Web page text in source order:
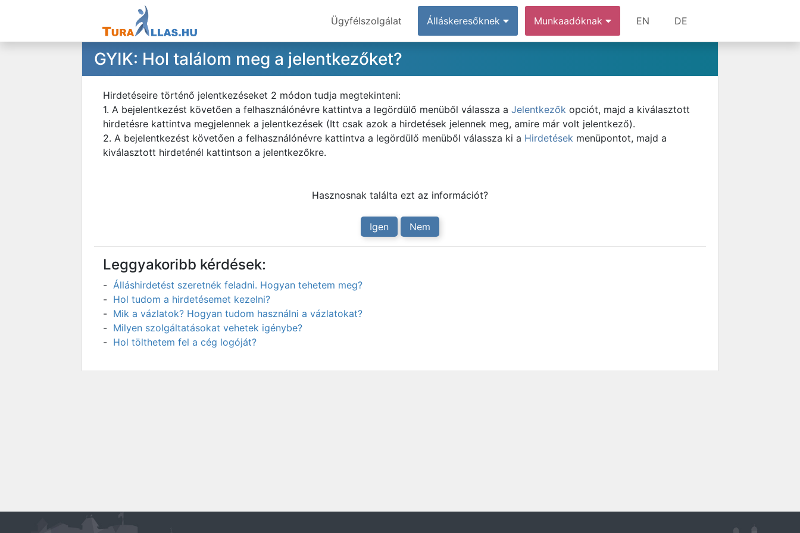
Ügyfélszolgálat Álláskeresőknek Munkaadóknak EN DE
GYIK: Hol találom meg a jelentkezőket?
Hirdetéseire történő jelentkezéseket 2 módon tudja megtekinteni:
1. A bejelentkezést követően a felhasználónévre kattintva a legördülő menüből válassza a Jelentkezők opciót, majd a kiválasztott
hirdetésre kattintva megjelennek a jelentkezések (Itt csak azok a hirdetések jelennek meg, amire már volt jelentkező).
2. A bejelentkezést követően a felhasználónévre kattintva a legördülő menüből válassza ki a Hirdetések menüpontot, majd a
kiválasztott hirdeténél kattintson a jelentkezőkre.
Hasznosnak találta ezt az információt?
Igen Nem
Leggyakoribb kérdések:
Álláshirdetést szeretnék feladni. Hogyan tehetem meg?
Hol tudom a hirdetésemet kezelni?
Mik a vázlatok? Hogyan tudom használni a vázlatokat?
Milyen szolgáltatásokat vehetek igénybe?
Hol tölthetem fel a cég logóját?